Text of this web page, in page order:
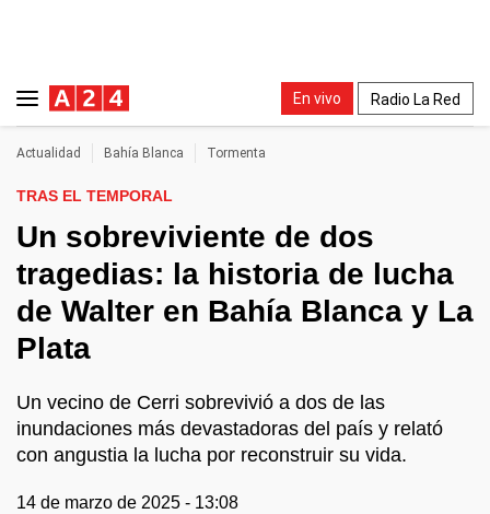
En vivo Radio La Red
Actualidad Bahía Blanca Tormenta
TRAS EL TEMPORAL
Un sobreviviente de dos
tragedias: la historia de lucha
de Walter en Bahía Blanca y La
Plata
Un vecino de Cerri sobrevivió a dos de las
inundaciones más devastadoras del país y relató
con angustia la lucha por reconstruir su vida.
14 de marzo de 2025 - 13:08